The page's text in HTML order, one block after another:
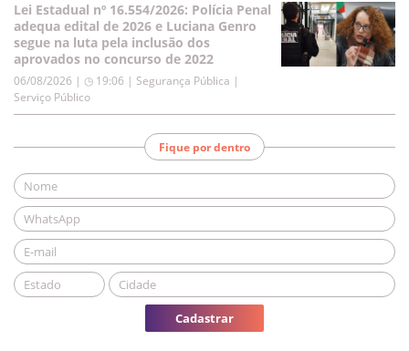
Lei Estadual nº 16.554/2026: Polícia Penal
adequa edital de 2026 e Luciana Genro
segue na luta pela inclusão dos
aprovados no concurso de 2022
06/08/2026 | ◷ 19:06 | Segurança Pública |
Serviço Público
Fique por dentro
Cadastrar